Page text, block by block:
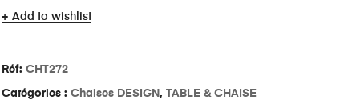
Add to wishlist
Réf: CHT272
Catégories : Chaises DESIGN, TABLE & CHAISE